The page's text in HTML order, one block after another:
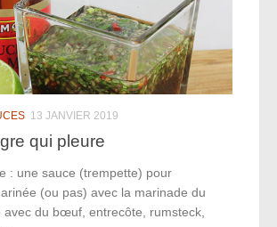
13 JANVIER 2019
qui pleure
: une sauce (trempette) pour
(ou pas) avec la marinade du
avec du bœuf, entrecôte, rumsteck,